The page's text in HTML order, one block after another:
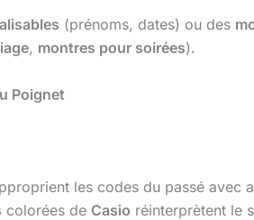
(prénoms, dates) ou des
, montres pour soirées).
Poignet
les codes du passé avec
colorées de Casio réinterprètent le